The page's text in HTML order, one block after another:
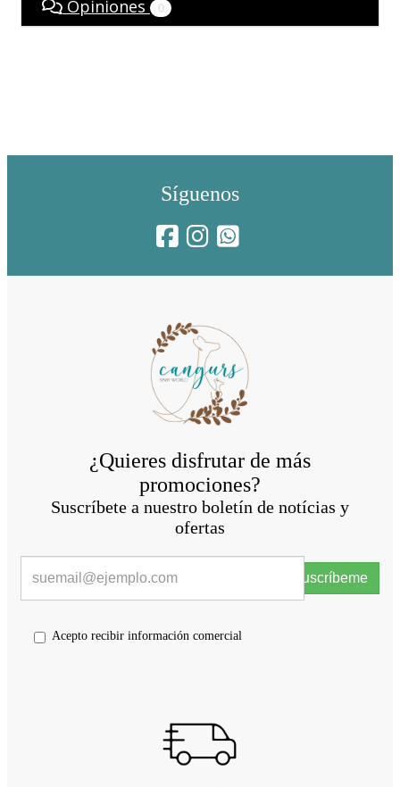
Opiniones
0
Síguenos
¿Quieres disfrutar de más
promociones?
Suscríbete a nuestro boletín de notícias y
ofertas
Suscríbeme
Acepto recibir información comercial